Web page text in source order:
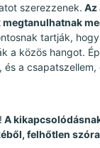
szerezzenek. Az
megtanulhatnak
tartják,
a közös hangot.
és a
A
felhőtlen